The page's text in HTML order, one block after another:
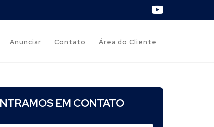
Anunciar Contato Área do Cliente
EM CONTATO